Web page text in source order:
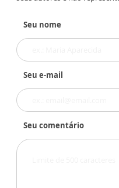
Seu nome
Seu e-mail
Seu comentário